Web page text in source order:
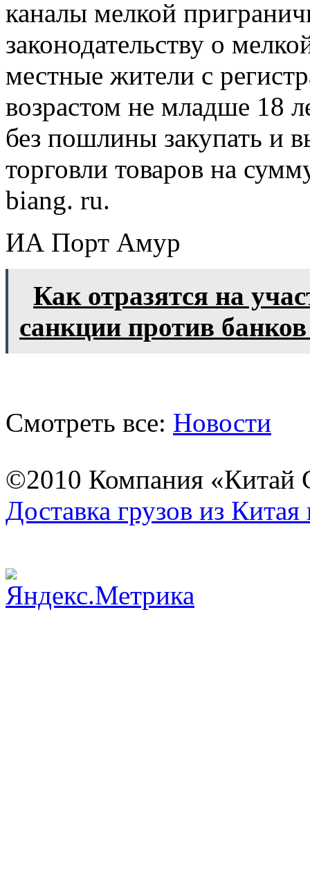
каналы мелкой
законодательству о
местные жители с
возрастом не младше 18
без пошлины закупать и
торговли товаров на
biang. ru.
ИА Порт Амур
Как отразятся на
санкции против
Смотреть все: Новости
©2010 Компания «Китай
Доставка грузов из